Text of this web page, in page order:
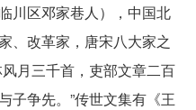
川区邓家巷人），中国北
、改革家，唐宋八大家之
月三千首，吏部文章二百
子争先。”传世文集有《王